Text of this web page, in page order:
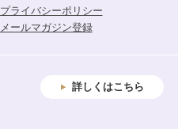
プライバシーポリシー
メールマガジン登録
詳しくはこちら